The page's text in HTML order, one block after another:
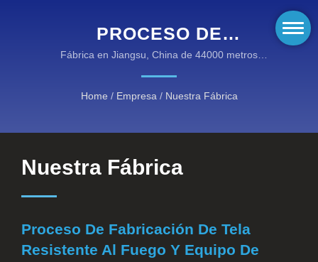
PROCESO DE
FABRICACIÓN DE TELA
RESISTENTE AL FUEGO Y
EQUIPO DE BOMBEROS |
EQUIPOS DE ALTA
RENDIMIENTO
NUESTRAS CATEGORÍAS
Fábrica en Jiangsu, China de 44000 metros
Home / Empresa / Nuestra Fábrica
Nuestra Fábrica
Proceso De Fabricación De Tela
Resistente Al Fuego Y Equipo De